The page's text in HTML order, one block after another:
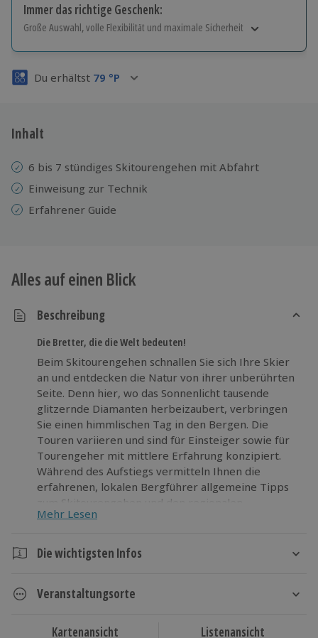
Immer das richtige Geschenk:
Große Auswahl, volle Flexibilität und maximale Sicherheit
Volle Flexibilität
3 Jahre gültig & verlängerbar.
Du erhältst 79 °P
Inhalt
6 bis 7 stündiges Skitourengehen mit Abfahrt
Einweisung zur Technik
Erfahrener Guide
Alles auf einen Blick
Beschreibung
Die Bretter, die die Welt bedeuten!
Beim Skitourengehen schnallen Sie sich Ihre Skier
an und entdecken die Natur von ihrer unberührten
Seite. Denn hier, wo das Sonnenlicht tausende
glitzernde Diamanten herbeizaubert, verbringen
Sie einen himmlischen Tag in den Bergen. Die
Touren variieren und sind für Einsteiger sowie für
Tourengeher mit mittlere Erfahrung konzipiert.
Während des Aufstiegs vermitteln Ihnen die
erfahrenen, lokalen Bergführer allgemeine Tipps
zum Skitourengehen und den regionalen
Besonderheiten. Nach dem Aufstieg erwartet Sie
Ziehen Sie die Ski-Felle auf und erfahren Sie die
Mehr Lesen
Die wichtigsten Infos
Die Ski-Tour variiert je nach Veranstaltungsort und
Veranstaltungsorte
Kartenansicht Listenansicht